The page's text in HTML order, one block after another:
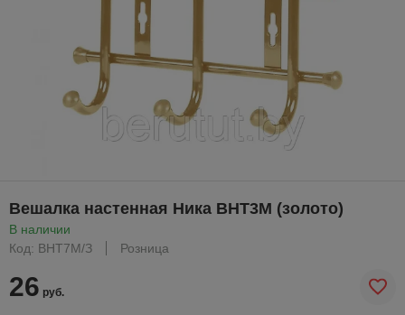
Вешалка настенная Ника ВНТ3М (золото)
В наличии
Код: ВНТ7М/З
Розница
26 руб.